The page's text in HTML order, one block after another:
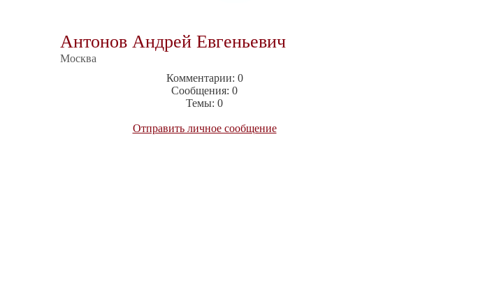
Антонов Андрей Евгеньевич
Москва
Комментарии: 0
Сообщения: 0
Темы: 0
Отправить личное сообщение